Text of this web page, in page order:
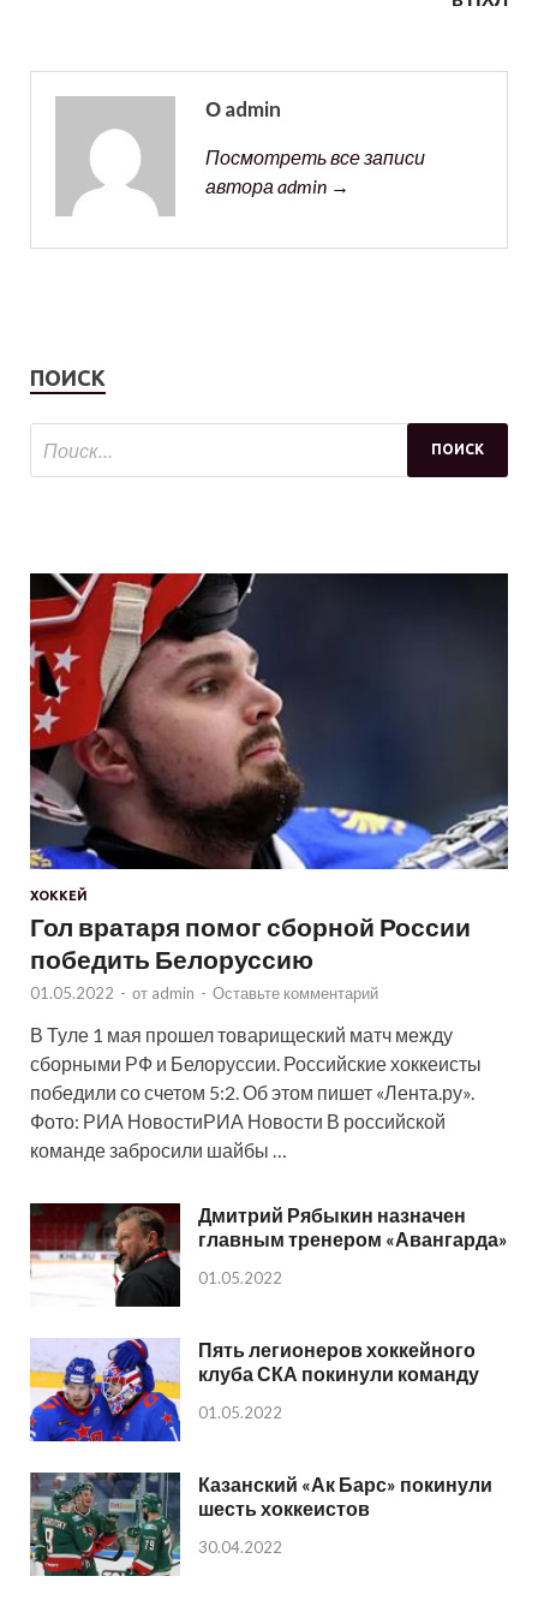
О admin
Посмотреть все записи
автора admin →
ПОИСК
ХОККЕЙ
Гол вратаря помог сборной России
победить Белоруссию
01.05.2022 - от admin - Оставьте комментарий
В Туле 1 мая прошел товарищеский матч между
сборными РФ и Белоруссии. Российские хоккеисты
победили со счетом 5:2. Об этом пишет «Лента.ру».
Фото: РИА НовостиРИА Новости В российской
команде забросили шайбы …
Дмитрий Рябыкин назначен
главным тренером «Авангарда»
01.05.2022
Пять легионеров хоккейного
клуба СКА покинули команду
01.05.2022
Казанский «Ак Барс» покинули
шесть хоккеистов
30.04.2022